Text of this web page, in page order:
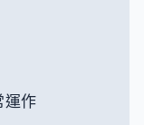
運作